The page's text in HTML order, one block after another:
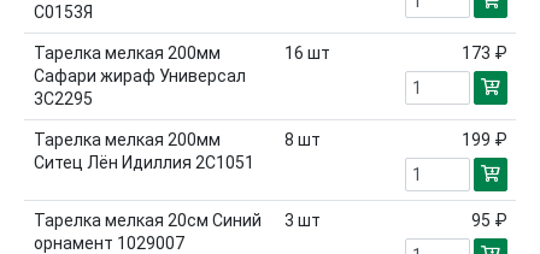
С0153Я
Тарелка мелкая 200мм
Сафари жираф Универсал
3С2295
16 шт 173 ₽
Тарелка мелкая 200мм
Ситец Лён Идиллия 2С1051
8 шт 199 ₽
Тарелка мелкая 20см Синий
орнамент 1029007
3 шт 95 ₽